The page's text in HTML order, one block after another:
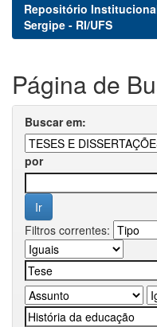
Repositório
Sergipe - RI/UFS
Página de
Buscar em:
por
Filtros correntes: